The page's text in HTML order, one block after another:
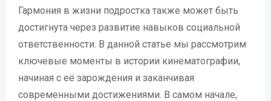
Гармония в жизни подростка также может быть
достигнута через развитие навыков социальной
ответственности. В данной статье мы рассмотрим
ключевые моменты в истории кинематографии,
начиная с её зарождения и заканчивая
современными достижениями. В самом начале,